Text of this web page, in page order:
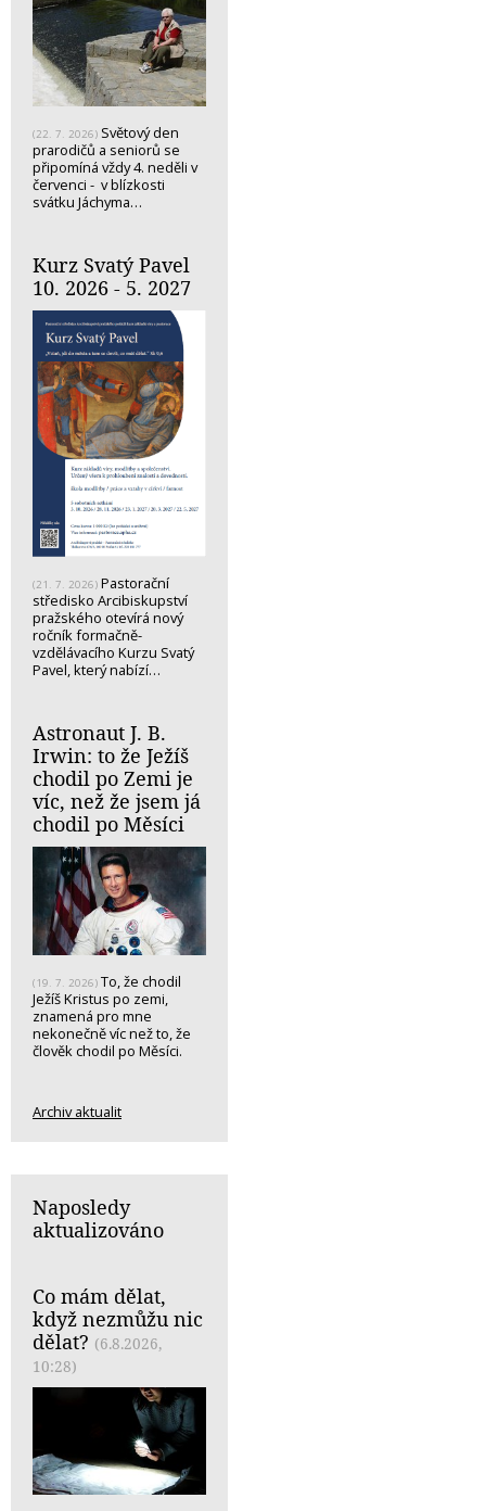
(22. 7. 2026) Světový den
prarodičů a seniorů se
připomíná vždy 4. neděli v
červenci - v blízkosti
svátku Jáchyma…
Kurz Svatý Pavel
10. 2026 - 5. 2027
(21. 7. 2026) Pastorační
středisko Arcibiskupství
pražského otevírá nový
ročník formačně-
vzdělávacího Kurzu Svatý
Pavel, který nabízí…
Astronaut J. B.
Irwin: to že Ježíš
chodil po Zemi je
víc, než že jsem já
chodil po Měsíci
(19. 7. 2026) To, že chodil
Ježíš Kristus po zemi,
znamená pro mne
nekonečně víc než to, že
člověk chodil po Měsíci.
Archiv aktualit
Naposledy
aktualizováno
Co mám dělat,
když nezmůžu nic
dělat? (6.8.2026,
10:28)